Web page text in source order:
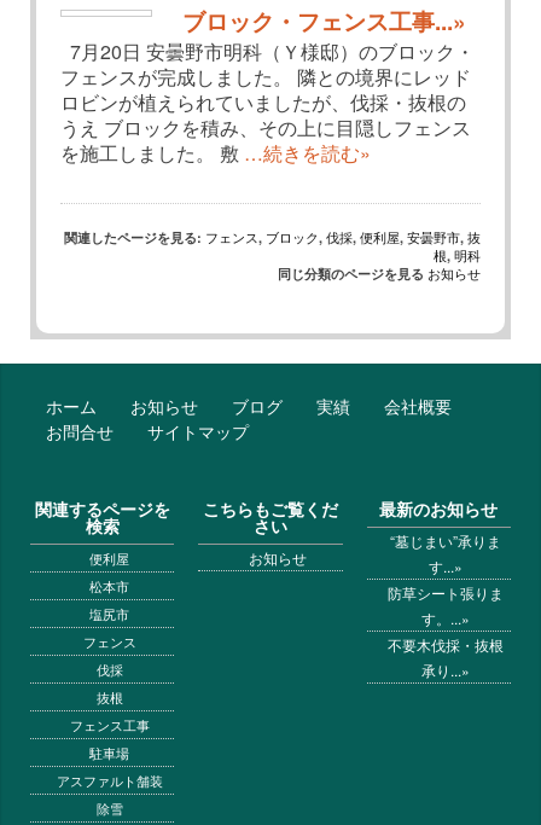
ブロック・フェンス工事...»
7月20日 安曇野市明科（Ｙ様邸）のブロック・
フェンスが完成しました。 隣との境界にレッド
ロビンが植えられていましたが、伐採・抜根の
うえ ブロックを積み、その上に目隠しフェンス
を施工しました。 敷 …続きを読む»
関連したページを見る: フェンス, ブロック, 伐採, 便利屋, 安曇野市, 抜
根, 明科
同じ分類のページを見る お知らせ
ホーム お知らせ ブログ 実績
会社概要
お問合せ
サイトマップ
関連するページを
検索
便利屋
松本市
塩尻市
フェンス
伐採
抜根
フェンス工事
駐車場
アスファルト舗装
除雪
こちらもご覧くだ
さい
お知らせ
最新のお知らせ
“墓じまい”承りま
す...»
防草シート張りま
す。...»
不要木伐採・抜根
承り...»